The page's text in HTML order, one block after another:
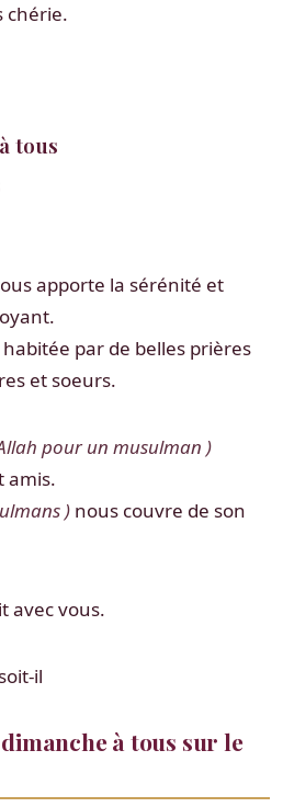
chérie.
tous
apporte la sérénité et
par de belles prières
et soeurs.
pour un musulman )
amis.
) nous couvre de son
avec vous.
il
à tous sur le